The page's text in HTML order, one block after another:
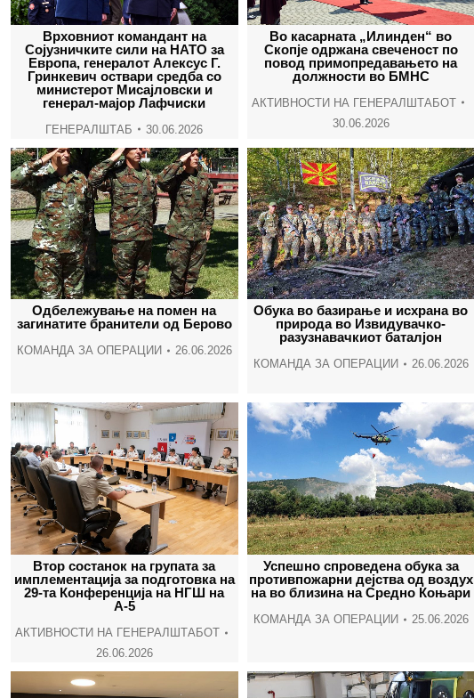
Врховниот командант на
Сојузничките сили на НАТО за
Европа, генералот Алексус Г.
Гринкевич оствари средба со
министерот Мисајловски и
генерал-мајор Лафчиски
ГЕНЕРАЛШТАБ 30.06.2026
Во касарната „Илинден“ во
Скопје одржана свеченост по
повод примопредавањето на
должности во БМНС
АКТИВНОСТИ НА ГЕНЕРАЛШТАБОТ
30.06.2026
Одбележување на помен на
загинатите бранители од Берово
КОМАНДА ЗА ОПЕРАЦИИ 26.06.2026
Обука во базирање и исхрана во
природа во Извидувачко-
разузнавачкиот баталјон
КОМАНДА ЗА ОПЕРАЦИИ 26.06.2026
Втор состанок на групата за
имплементација за подготовка на
29-та Конференција на НГШ на
А-5
АКТИВНОСТИ НА ГЕНЕРАЛШТАБОТ
26.06.2026
Успешно спроведена обука за
противпожарни дејства од воздух
на во близина на Средно Коњари
КОМАНДА ЗА ОПЕРАЦИИ 25.06.2026